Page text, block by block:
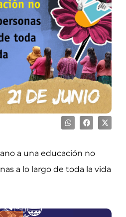
a una educación no
a lo largo de toda la vida